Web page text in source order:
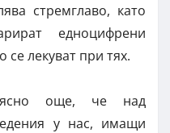
стремглаво, като
едноцифрени
се лекуват при тях.
ясно още, че над
у нас, имащи